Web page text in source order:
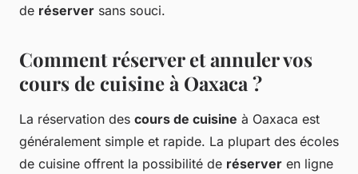
de réserver sans souci.
Comment réserver et annuler vos
cours de cuisine à Oaxaca ?
La réservation des cours de cuisine à Oaxaca est
généralement simple et rapide. La plupart des écoles
de cuisine offrent la possibilité de réserver en ligne